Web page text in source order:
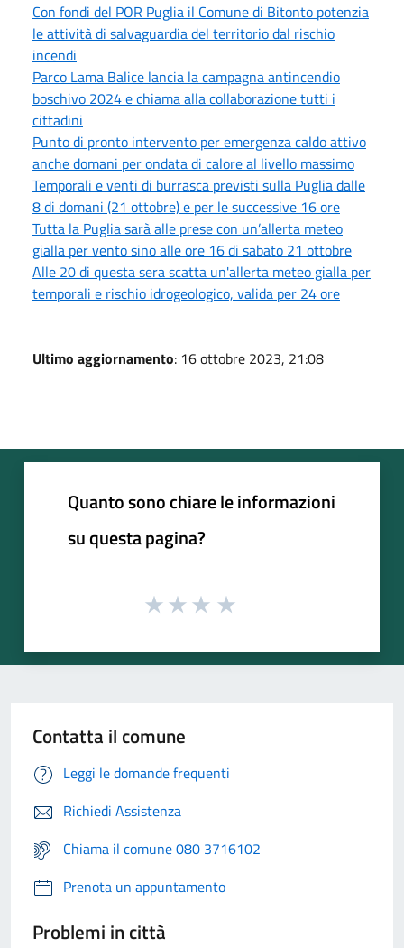
Con fondi del POR Puglia il Comune di Bitonto potenzia
le attività di salvaguardia del territorio dal rischio
incendi
Parco Lama Balice lancia la campagna antincendio
boschivo 2024 e chiama alla collaborazione tutti i
cittadini
Punto di pronto intervento per emergenza caldo attivo
anche domani per ondata di calore al livello massimo
Temporali e venti di burrasca previsti sulla Puglia dalle
8 di domani (21 ottobre) e per le successive 16 ore
Tutta la Puglia sarà alle prese con un’allerta meteo
gialla per vento sino alle ore 16 di sabato 21 ottobre
Alle 20 di questa sera scatta un'allerta meteo gialla per
temporali e rischio idrogeologico, valida per 24 ore
Ultimo aggiornamento: 16 ottobre 2023, 21:08
Quanto sono chiare le informazioni
su questa pagina?
Contatta il comune
Leggi le domande frequenti
Richiedi Assistenza
Chiama il comune 080 3716102
Prenota un appuntamento
Problemi in città